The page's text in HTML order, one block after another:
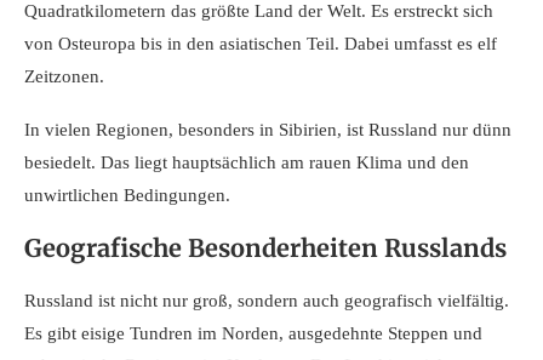
Quadratkilometern das größte Land der Welt. Es erstreckt sich
von Osteuropa bis in den asiatischen Teil. Dabei umfasst es elf
Zeitzonen.
In vielen Regionen, besonders in Sibirien, ist Russland nur dünn
besiedelt. Das liegt hauptsächlich am rauen Klima und den
unwirtlichen Bedingungen.
Geografische Besonderheiten Russlands
Russland ist nicht nur groß, sondern auch geografisch vielfältig.
Es gibt eisige Tundren im Norden, ausgedehnte Steppen und